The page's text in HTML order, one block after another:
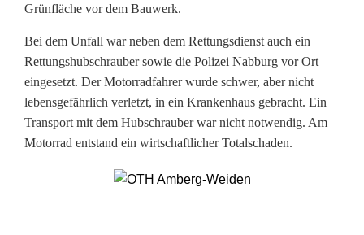
h
e
u
n
e
Grünfläche vor dem Bauwerk.
Bei dem Unfall war neben dem Rettungsdienst auch ein
Rettungshubschrauber sowie die Polizei Nabburg vor Ort
eingesetzt. Der Motorradfahrer wurde schwer, aber nicht
lebensgefährlich verletzt, in ein Krankenhaus gebracht. Ein
Transport mit dem Hubschrauber war nicht notwendig. Am
Motorrad entstand ein wirtschaftlicher Totalschaden.